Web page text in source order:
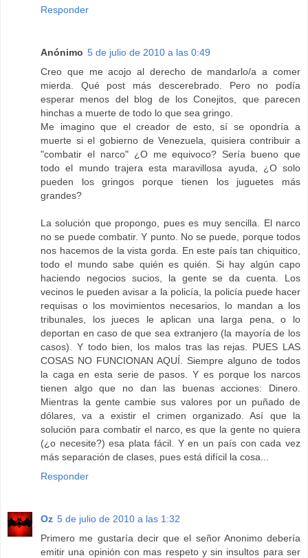
Responder
Anónimo 5 de julio de 2010 a las 0:49
Creo que me acojo al derecho de mandarlo/a a comer
mierda. Qué post más descerebrado. Pero no podía
esperar menos del blog de los Conejitos, que parecen
hinchas a muerte de todo lo que sea gringo.
Me imagino que el creador de esto, sí se opondría a
muerte si el gobierno de Venezuela, quisiera contribuir a
"combatir el narco" ¿O me equivoco? Sería bueno que
todo el mundo trajera esta maravillosa ayuda, ¿O solo
pueden los gringos porque tienen los juguetes más
grandes?
La solución que propongo, pues es muy sencilla. El narco
no se puede combatir. Y punto. No se puede, porque todos
nos hacemos de la vista gorda. En este país tan chiquitico,
todo el mundo sabe quién es quién. Si hay algún capo
haciendo negocios sucios, la gente se da cuenta. Los
vecinos le pueden avisar a la policía, la policía puede hacer
requisas o los movimientos necesarios, lo mandan a los
tribunales, los jueces le aplican una larga pena, o lo
deportan en caso de que sea extranjero (la mayoría de los
casos). Y todo bien, los malos tras las rejas. PUES LAS
COSAS NO FUNCIONAN AQUÍ. Siempre alguno de todos
la caga en esta serie de pasos. Y es porque los narcos
tienen algo que no dan las buenas acciones: Dinero.
Mientras la gente cambie sus valores por un puñado de
dólares, va a existir el crimen organizado. Así que la
solución para combatir el narco, es que la gente no quiera
(¿o necesite?) esa plata fácil. Y en un país con cada vez
más separación de clases, pues está difícil la cosa...
Responder
Oz 5 de julio de 2010 a las 1:32
Primero me gustaría decir que el señor Anonimo debería
emitir una opinión con mas respeto y sin insultos para ser